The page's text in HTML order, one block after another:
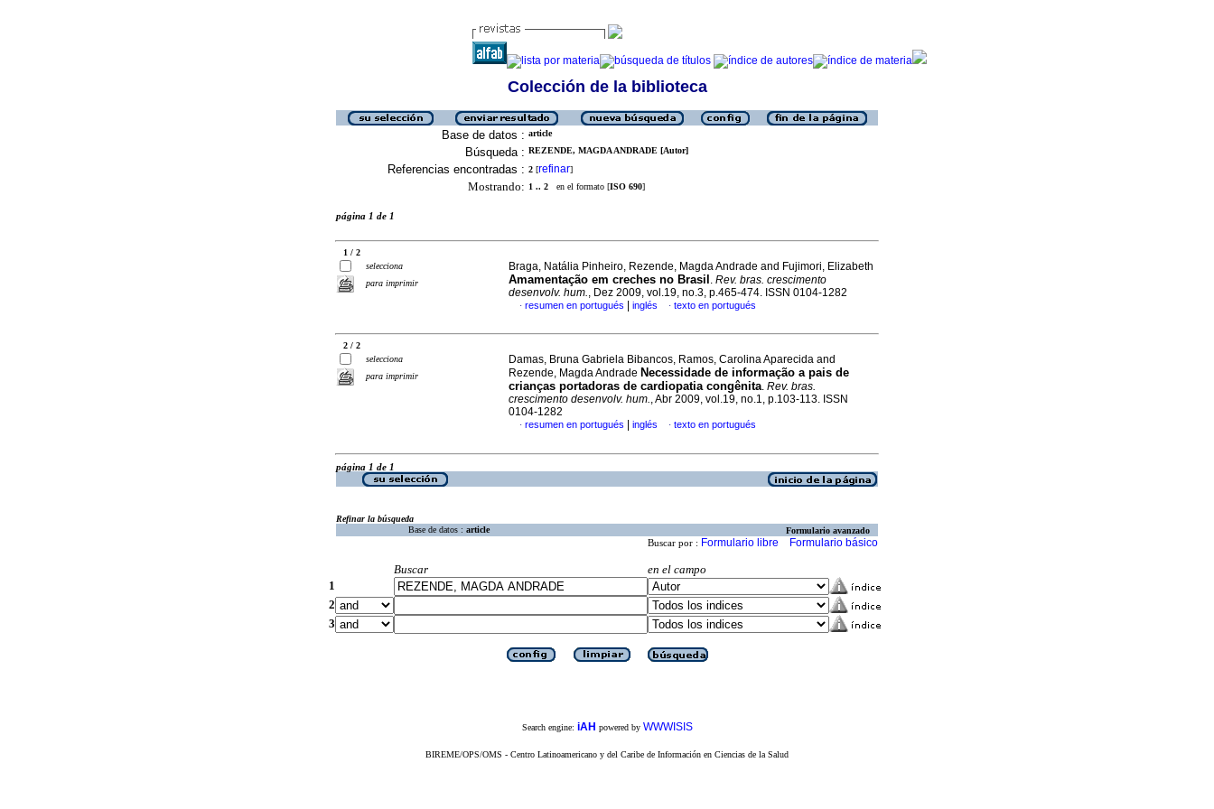
Colección de la biblioteca
Base de datos : article
Búsqueda : REZENDE, MAGDA ANDRADE [Autor]
Referencias encontradas : 2 [refinar]
Mostrando: 1 .. 2 en el formato [ISO 690]
página 1 de 1
1 / 2
selecciona
para imprimir
Braga, Natália Pinheiro, Rezende, Magda Andrade and Fujimori, Elizabeth
Amamentação em creches no Brasil . Rev. bras. crescimento
desenvolv. hum., Dez 2009, vol.19, no.3, p.465-474. ISSN 0104-1282
· resumen en portugués inglés · texto en portugués
2 / 2
selecciona
para imprimir
Damas, Bruna Gabriela Bibancos, Ramos, Carolina Aparecida and
Rezende, Magda Andrade Necessidade de informação a pais de
crianças portadoras de cardiopatia congênita. Rev. bras.
crescimento desenvolv. hum., Abr 2009, vol.19, no.1, p.103-113. ISSN
0104-1282
· resumen en portugués inglés · texto en portugués
página 1 de 1
Refinar la búsqueda
Base de datos : article Formulario avanzado
Buscar por : Formulario libre Formulario básico
Buscar
en el campo
1
2
3
Search engine: iAH powered by WWWISIS
BIREME/OPS/OMS - Centro Latinoamericano y del Caribe de Información en Ciencias de la Salud